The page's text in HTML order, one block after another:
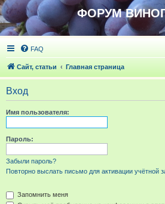
ФОРУМ
FAQ
Сайт, статьи Главная страница
Вход
Имя пользователя:
Пароль:
Забыли пароль?
Повторно выслать письмо для активации учётной
Запомнить меня